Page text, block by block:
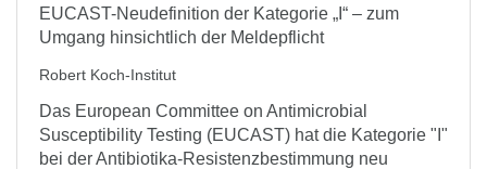
EUCAST-Neudefinition der Kategorie „I“ – zum
Umgang hinsichtlich der Meldepflicht
Robert Koch-Institut
Das European Committee on Antimicrobial
Susceptibility Testing (EUCAST) hat die Kategorie "I"
bei der Antibiotika-Resistenz­bestimmung neu